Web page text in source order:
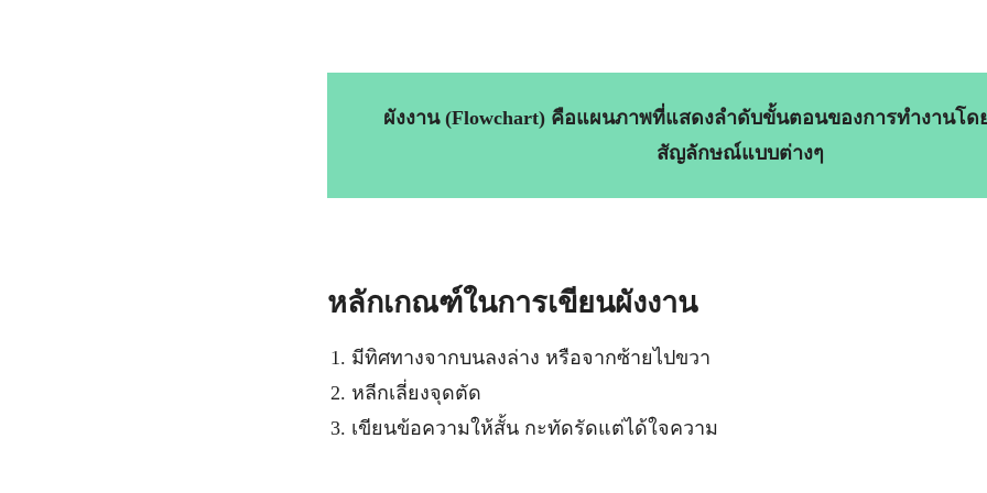
ผังงาน (Flowchart) คือแผนภาพที่แสดงลำดับขั้นตอนของการทำงานโด
สัญลักษณ์แบบต่างๆ
หลักเกณฑ์ในการเขียนผังงาน
มีทิศทางจากบนลงล่าง หรือจากซ้ายไปขวา
หลีกเลี่ยงจุดตัด
เขียนข้อความให้สั้น กะทัดรัดแต่ได้ใจความ